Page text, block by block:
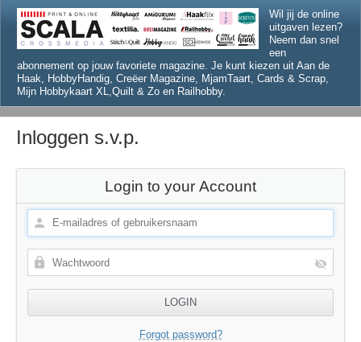
Wil jij de online
uitgaven lezen?
Neem dan snel
een
abonnement op jouw favoriete magazine. Je kunt kiezen uit Aan de
Haak, HobbyHandig, Creëer Magazine, MjamTaart, Cards & Scrap,
Mijn Hobbykaart XL,Quilt & Zo en Railhobby.
Inloggen s.v.p.
Login to your Account
Forgot password?